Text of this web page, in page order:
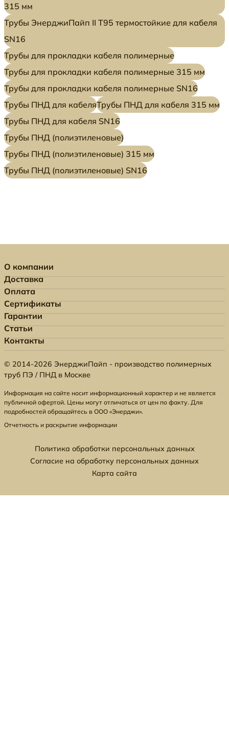
315 мм
Трубы ЭнерджиПайп II Т95 термостойкие для кабеля
SN16
Трубы для прокладки кабеля полимерные
Трубы для прокладки кабеля полимерные 315 мм
Трубы для прокладки кабеля полимерные SN16
Трубы ПНД для кабеляТрубы ПНД для кабеля 315 мм
Трубы ПНД для кабеля SN16
Трубы ПНД (полиэтиленовые)
Трубы ПНД (полиэтиленовые) 315 мм
Трубы ПНД (полиэтиленовые) SN16
О компании
Доставка
Оплата
Сертификаты
Гарантии
Статьи
Контакты
© 2014-2026 ЭнерджиПайп - производство полимерных
труб ПЭ / ПНД в Москве
Информация на сайте носит информационный характер и не является
публичной офертой. Цены могут отличаться от цен по факту. Для
подробностей обращайтесь в ООО «Энерджи».
Отчетность и раскрытие информации
Политика обработки персональных данных
Согласие на обработку персональных данных
Карта сайта